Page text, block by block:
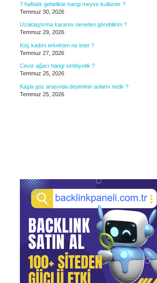
7 haftalık gebelikte hangi meyve kullanılır ?
Temmuz 30, 2026
Uzaklaştırma kararını nereden görebilirim ?
Temmuz 29, 2026
Koç kadını erkekten ne ister ?
Temmuz 27, 2026
Ceviz ağacı hangi simbiyotik ?
Temmuz 25, 2026
Kaşla göz arasında deyiminin anlamı nedir ?
Temmuz 25, 2026